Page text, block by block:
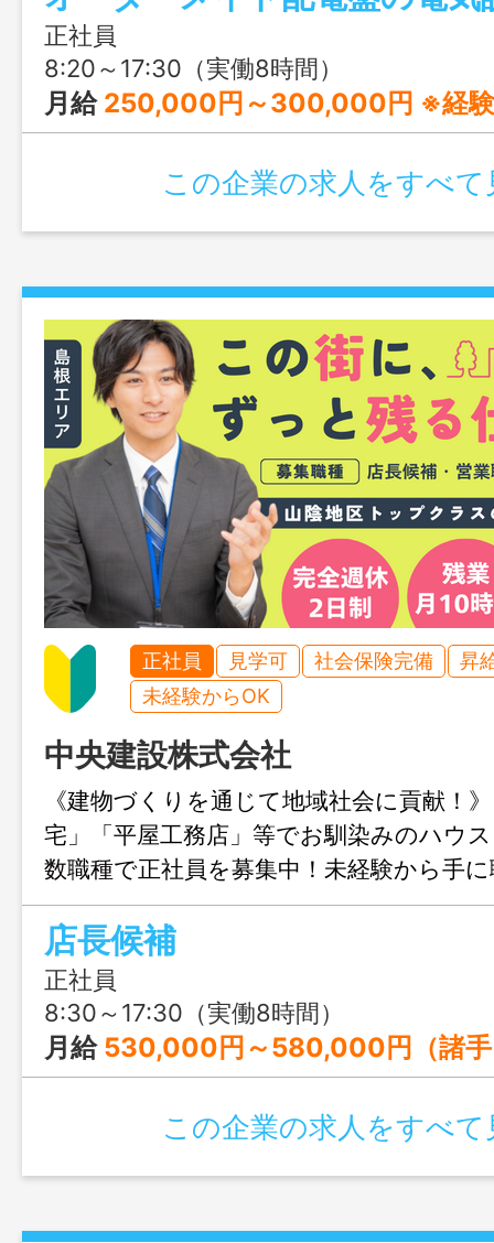
正社員
8:20～17:30（実働8時間）
月給 250,000円～300,000円 ※経験・スキルを
この企業の求人をすべて
正社員 見学可 社会保険完備
昇
未経験からOK
中央建設株式会社
《建物づくりを通じて地域社会に貢献！
宅」「平屋工務店」等でお馴染みのハウ
数職種で正社員を募集中！未経験から手
も、これまでの経験を活かしてキャリア
たい方も歓迎。ワークライフバランスを
もおすすめの職場です。
店長候補
正社員
8:30～17:30（実働8時間）
月給 530,000円～580,000円（諸手当込み） ※入社から
この企業の求人をすべて